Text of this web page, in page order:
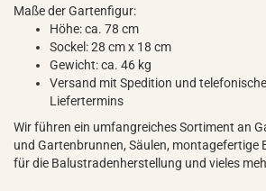
Maße der Gartenfigur:
Höhe: ca. 78 cm
Sockel: 28 cm x 18 cm
Gewicht: ca. 46 kg
Versand mit Spedition und
Liefertermins
Wir führen ein umfangreiches Sortiment an
und Gartenbrunnen, Säulen, montagefertige
für die Balustradenherstellung und vieles